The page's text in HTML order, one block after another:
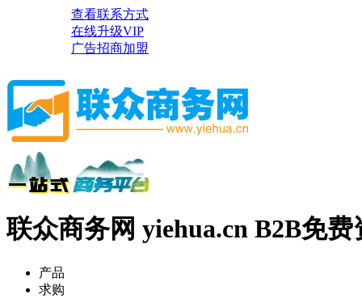
查看联系方式
在线升级VIP
广告招商加盟
联众商务网 yiehua.cn B2B免
产品
求购